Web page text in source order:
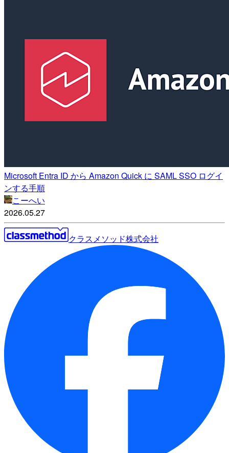
Microsoft Entra ID から Amazon Quick に SAML SSO ログイ
ンする手順
こーへい
2026.05.27
クラスメソッド株式会社